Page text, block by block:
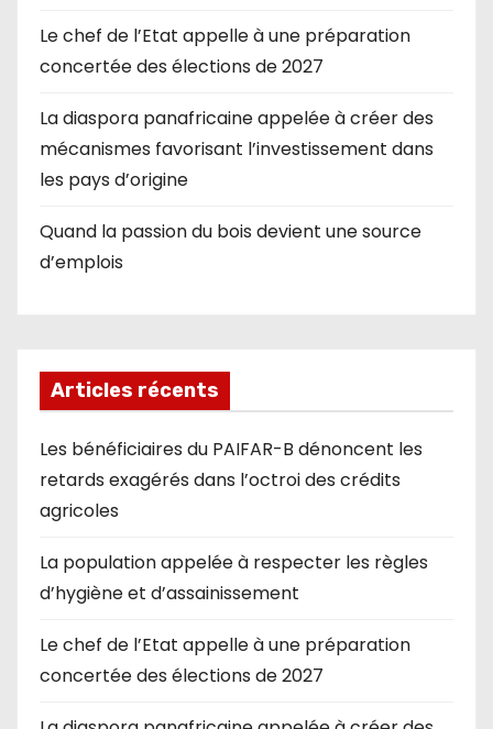
Le chef de l’Etat appelle à une préparation
concertée des élections de 2027
La diaspora panafricaine appelée à créer des
mécanismes favorisant l’investissement dans
les pays d’origine
Quand la passion du bois devient une source
d’emplois
Articles récents
Les bénéficiaires du PAIFAR-B dénoncent les
retards exagérés dans l’octroi des crédits
agricoles
La population appelée à respecter les règles
d’hygiène et d’assainissement
Le chef de l’Etat appelle à une préparation
concertée des élections de 2027